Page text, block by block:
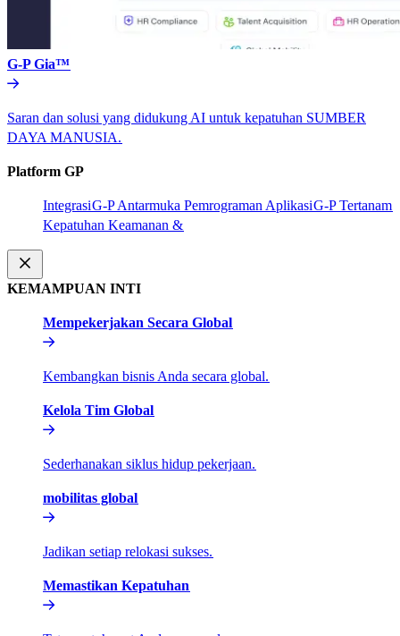
G-P Gia™​​
Saran dan solusi yang didukung AI untuk kepatuhan SUMBER
DAYA MANUSIA.​​
Platform GP​​
Integrasi​​G-P Antarmuka Pemrograman Aplikasi​​G-P Tertanam​​
Kepatuhan Keamanan &​​
KEMAMPUAN INTI​​
Mempekerjakan Secara Global​​
Kembangkan bisnis Anda secara global.​​
Kelola Tim Global​​
Sederhanakan siklus hidup pekerjaan.​​
mobilitas global​​
Jadikan setiap relokasi sukses.​​
Memastikan Kepatuhan​​